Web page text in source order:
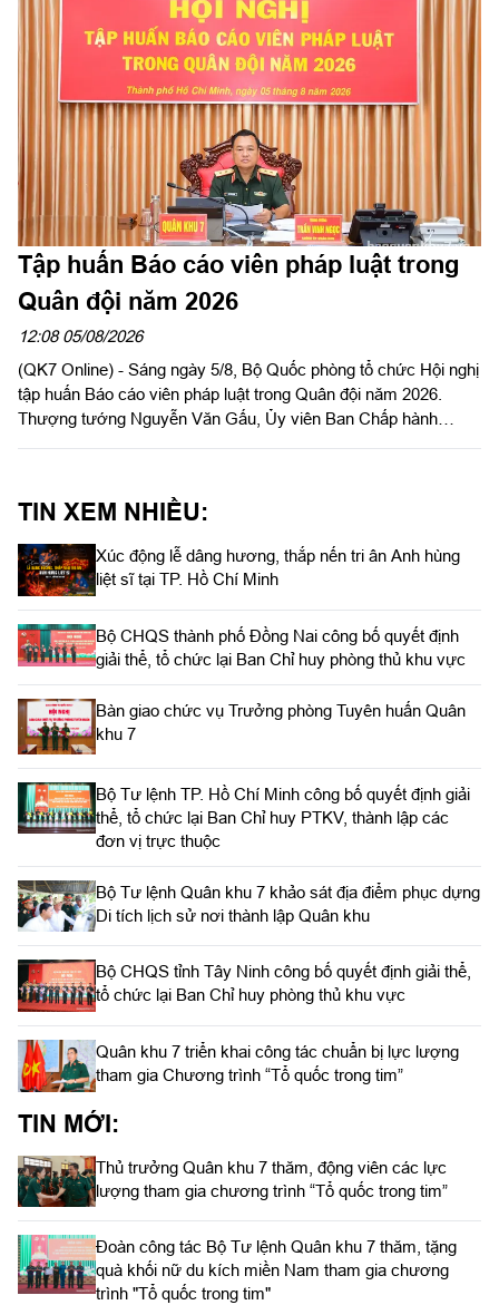
(CHQS) phường Tam Long (Bộ Tư lệnh TP Hồ Chí Minh).
Tập huấn Báo cáo viên pháp luật trong
Quân đội năm 2026
12:08 05/08/2026
(QK7 Online) - Sáng ngày 5/8, Bộ Quốc phòng tổ chức Hội nghị
tập huấn Báo cáo viên pháp luật trong Quân đội năm 2026.
Thượng tướng Nguyễn Văn Gấu, Ủy viên Ban Chấp hành
hình thức trực tiếp kết hợp với trực tuyến tại 122 điểm cầu
trong toàn quân.
TIN XEM NHIỀU:
Xúc động lễ dâng hương, thắp nến tri ân Anh hùng
liệt sĩ tại TP. Hồ Chí Minh
Bộ CHQS thành phố Đồng Nai công bố quyết định
giải thể, tổ chức lại Ban Chỉ huy phòng thủ khu vực
Bàn giao chức vụ Trưởng phòng Tuyên huấn Quân
khu 7
Bộ Tư lệnh TP. Hồ Chí Minh công bố quyết định giải
thể, tổ chức lại Ban Chỉ huy PTKV, thành lập các
đơn vị trực thuộc
Bộ Tư lệnh Quân khu 7 khảo sát địa điểm phục dựng
Di tích lịch sử nơi thành lập Quân khu
Bộ CHQS tỉnh Tây Ninh công bố quyết định giải thể,
tổ chức lại Ban Chỉ huy phòng thủ khu vực
Quân khu 7 triển khai công tác chuẩn bị lực lượng
tham gia Chương trình “Tổ quốc trong tim”
TIN MỚI:
Thủ trưởng Quân khu 7 thăm, động viên các lực
lượng tham gia chương trình “Tổ quốc trong tim”
Đoàn công tác Bộ Tư lệnh Quân khu 7 thăm, tặng
quà khối nữ du kích miền Nam tham gia chương
trình "Tổ quốc trong tim"